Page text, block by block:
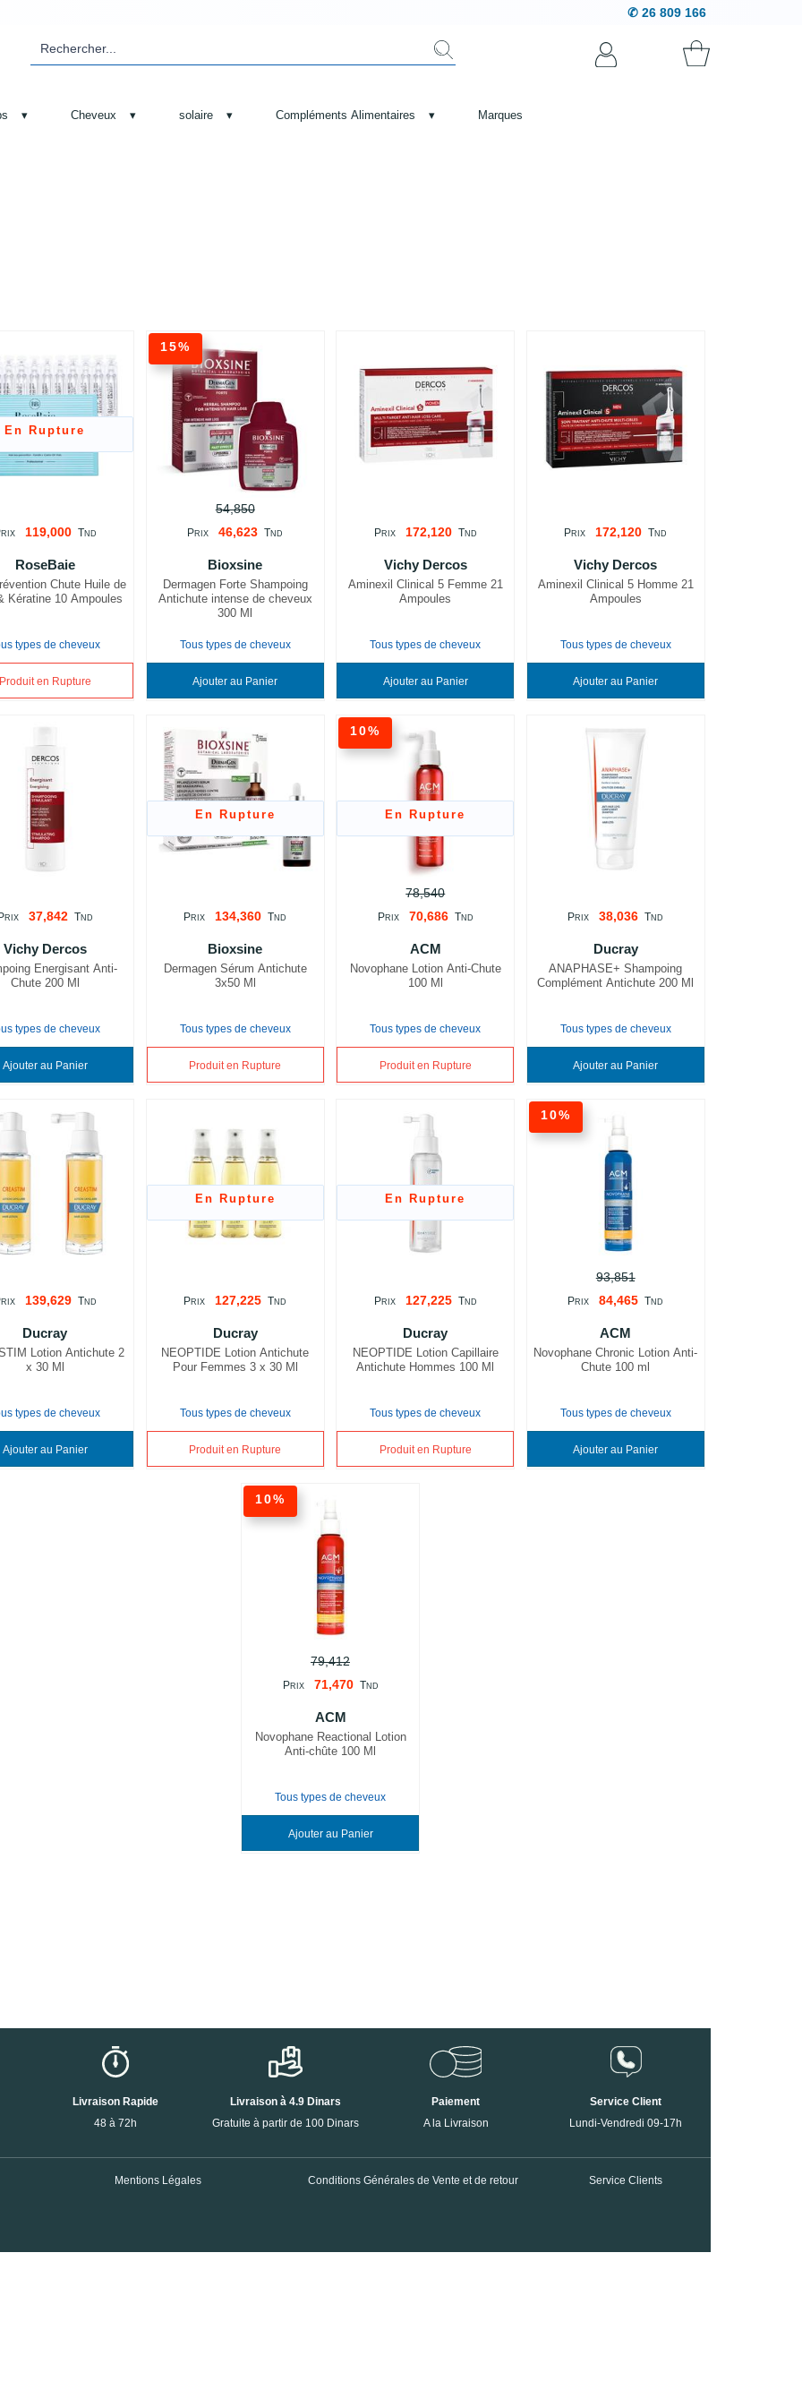
✆ 26 809 166
▾ Cheveux ▾ solaire ▾ Compléments Alimentaires ▾ Marques
En Rupture
RIX 119,000 TND
RoseBaie
Chute Huile de
Kératine 10 Ampoules
types de cheveux
Produit en Rupture
15%
54,850
PRIX 46,623 TND
Bioxsine
Dermagen Forte Shampoing
Antichute intense de cheveux
300 Ml
Tous types de cheveux
Ajouter au Panier
PRIX 172,120 TND
Vichy Dercos
Aminexil Clinical 5 Femme 21
Ampoules
Tous types de cheveux
Ajouter au Panier
PRIX 172,120 TND
Vichy Dercos
Aminexil Clinical 5 Homme 21
Ampoules
Tous types de cheveux
Ajouter au Panier
PRIX 37,842 TND
Vichy Dercos
Energisant Anti-
Chute 200 Ml
types de cheveux
Ajouter au Panier
En Rupture
PRIX 134,360 TND
Bioxsine
Dermagen Sérum Antichute
3x50 Ml
Tous types de cheveux
Produit en Rupture
En Rupture
10%
78,540
PRIX 70,686 TND
ACM
Novophane Lotion Anti-Chute
100 Ml
Tous types de cheveux
Produit en Rupture
PRIX 38,036 TND
Ducray
ANAPHASE+ Shampoing
Complément Antichute 200 Ml
Tous types de cheveux
Ajouter au Panier
RIX 139,629 TND
Ducray
Lotion Antichute 2
x 30 Ml
types de cheveux
Ajouter au Panier
En Rupture
PRIX 127,225 TND
Ducray
NEOPTIDE Lotion Antichute
Pour Femmes 3 x 30 Ml
Tous types de cheveux
Produit en Rupture
En Rupture
PRIX 127,225 TND
Ducray
NEOPTIDE Lotion Capillaire
Antichute Hommes 100 Ml
Tous types de cheveux
Produit en Rupture
10%
93,851
PRIX 84,465 TND
ACM
Novophane Chronic Lotion Anti-
Chute 100 ml
Tous types de cheveux
Ajouter au Panier
10%
79,412
PRIX 71,470 TND
ACM
Novophane Reactional Lotion
Anti-chûte 100 Ml
Tous types de cheveux
Ajouter au Panier
Livraison Rapide
48 à 72h
Livraison à 4.9 Dinars
Gratuite à partir de 100 Dinars
Paiement
A la Livraison
Service Client
Lundi-Vendredi 09-17h
Mentions Légales Conditions Générales de Vente et de retour Service Clients